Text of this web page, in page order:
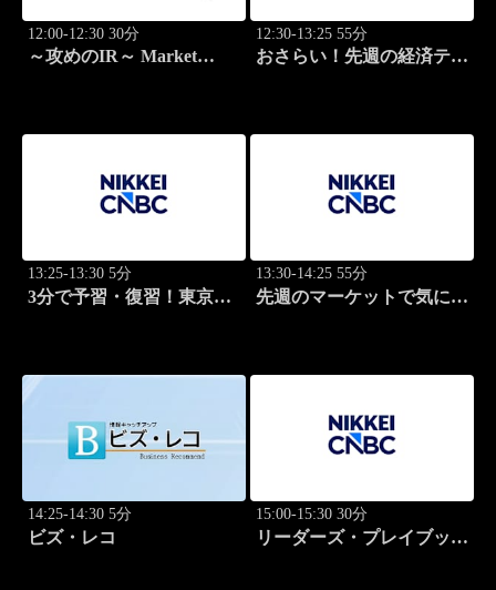
12:00-12:30 30分
～攻めのIR～ Market
12:30-13:25 55分
おさらい！先週の経済テー
13:25-13:30 5分
3分で予習・復習！東京市
13:30-14:25 55分
先週のマーケットで気にな
14:25-14:30 5分
ビズ・レコ
15:00-15:30 30分
リーダーズ・プレイブック